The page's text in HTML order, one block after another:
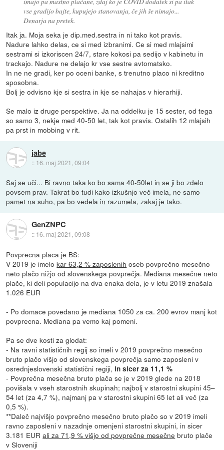
vse gradijo bajte, kupujejo stanovanja, če jih še nimajo...
Denarja na pretek.
Itak ja. Moja seka je dip.med.sestra in ni tako kot pravis.
Nadure lahko delas, ce si med izbranimi. Ce si med mlajsimi
sestrami si izkoriscen 24/7, stare kokosi pa sedijo v kabinetu in
trackajo. Nadure ne delajo kr vse sestre avtomatsko.
In ne ne gradi, ker po oceni banke, s trenutno placo ni kreditno
sposobna.
Bolj je odvisno kje si sestra in kje se nahajas v hierarhiji.
Se malo iz druge perspektive. Ja na oddelku je 15 sester, od tega
so samo 3, nekje med 40-50 let, tak kot pravis. Ostalih 12 mlajsih
pa prst in mobbing v rit.
jabe
:: 16. maj 2021, 09:04
Saj se uči... Bi ravno taka ko bo sama 40-50let in se ji bo zdelo
povsem prav. Takrat bo tudi kako izkušnjo več imela, ne samo
pamet na suho, pa bo vedela in razumela, zakaj je tako.
GenZNPC
:: 16. maj 2021, 09:08
Povprecna placa je BS:
V 2019 je imelokar 63,2 % zaposlenih oseb povprečno mesečno
neto plačo nižjo od slovenskega povprečja. Mediana mesečne neto
plače, ki deli populacijo na dva enaka dela, je v letu 2019 znašala
1.026 EUR
- Po domace povedano je mediana 1050 za ca. 200 evrov manj kot
povprecna. Mediana pa vemo kaj pomeni.
Pa se dve kosti za glodat:
- Na ravni statističnih regij so imeli v 2019 povprečno mesečno
bruto plačo višjo od slovenskega povprečja samo zaposleni v
osrednjeslovenski statistični regiji, in sicer za 11,1 %
- Povprečna mesečna bruto plača se je v 2019 glede na 2018
povišala v vseh starostnih skupinah; najbolj v starostni skupini 45–
54 let (za 4,7 %), najmanj pa v starostni skupini 65 let ali več (za
0,5 %).
**Daleč najvišjo povprečno mesečno bruto plačo so v 2019 imeli
ravno zaposleni v nazadnje omenjeni starostni skupini, in sicer
3.181 EURali za 71,9 % višjo od povprečne mesečne bruto plače
v Sloveniji